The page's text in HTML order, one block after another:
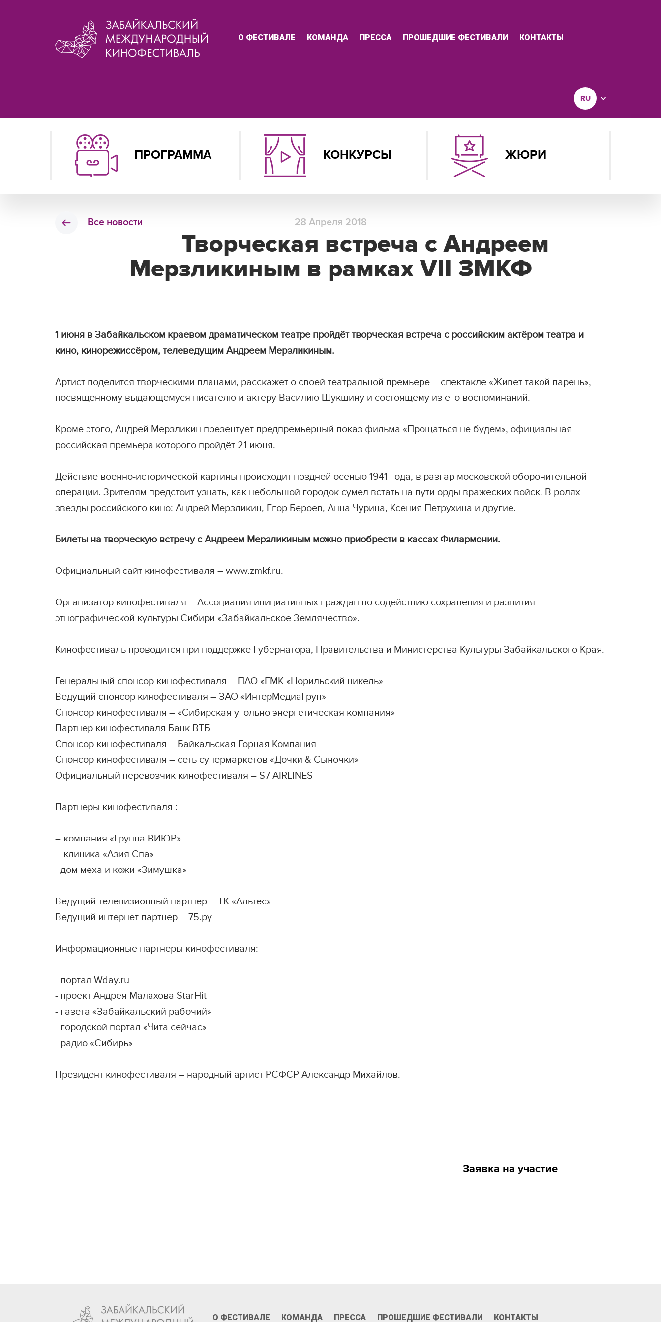
О ФЕСТИВАЛЕ КОМАНДА ПРЕССА ПРОШЕДШИЕ ФЕСТИВАЛИ КОНТАКТЫ
RU
ПРОГРАММА КОНКУРСЫ ЖЮРИ
Все новости 28 Апреля 2018
Творческая встреча с Андреем
Мерзликиным в рамках VII ЗМКФ
1 июня в Забайкальском краевом драматическом театре пройдёт творческая встреча с российским актёром театра и
кино, кинорежиссёром, телеведущим Андреем Мерзликиным.
Артист поделится творческими планами, расскажет о своей театральной премьере – спектакле «Живет такой парень»,
посвященному выдающемуся писателю и актеру Василию Шукшину и состоящему из его воспоминаний.
Кроме этого, Андрей Мерзликин презентует предпремьерный показ фильма «Прощаться не будем», официальная
российская премьера которого пройдёт 21 июня.
Действие военно-исторической картины происходит поздней осенью 1941 года, в разгар московской оборонительной
операции. Зрителям предстоит узнать, как небольшой городок сумел встать на пути орды вражеских войск. В ролях –
звезды российского кино: Андрей Мерзликин, Егор Бероев, Анна Чурина, Ксения Петрухина и другие.
Билеты на творческую встречу с Андреем Мерзликиным можно приобрести в кассах Филармонии.
Официальный сайт кинофестиваля – www.zmkf.ru.
Организатор кинофестиваля – Ассоциация инициативных граждан по содействию сохранения и развития
этнографической культуры Сибири «Забайкальское Землячество».
Кинофестиваль проводится при поддержке Губернатора, Правительства и Министерства Культуры Забайкальского Края.
Генеральный спонсор кинофестиваля – ПАО «ГМК «Норильский никель»
Ведущий спонсор кинофестиваля – ЗАО «ИнтерМедиаГруп»
Cпонсор кинофестиваля – «Сибирская угольно энергетическая компания»
Партнер кинофестиваля Банк ВТБ
Спонсор кинофестиваля – Байкальская Горная Компания
Спонсор кинофестиваля – сеть супермаркетов «Дочки & Сыночки»
Официальный перевозчик кинофестиваля – S7 AIRLINES
Партнеры кинофестиваля :
– компания «Группа ВИЮР»
– клиника «Азия Спа»
- дом меха и кожи «Зимушка»
Ведущий телевизионный партнер – ТК «Альтес»
Ведущий интернет партнер – 75.ру
Информационные партнеры кинофестиваля:
- портал Wday.ru
- проект Андрея Малахова StarHit
- газета «Забайкальский рабочий»
- городской портал «Чита сейчас»
- радио «Сибирь»
Президент кинофестиваля – народный артист РСФСР Александр Михайлов.
Заявка на участие
О ФЕСТИВАЛЕ КОМАНДА ПРЕССА ПРОШЕДШИЕ ФЕСТИВАЛИ КОНТАКТЫ